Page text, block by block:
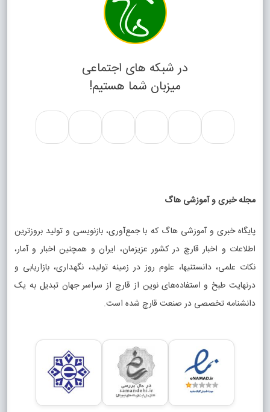
در شبکه های اجتماعی
میزبان شما هستیم!
مجله خبری و آموزشی هاگ
پایگاه خبری و آموزشی هاگ که با جمع‌آوری، بازنویسی و تولید بروزترین
اطلاعات و اخبار قارچ در کشور عزیزمان، ایران و همچنین اخبار و آمار،
نکات علمی، دانستنیها، علوم روز در زمینه تولید، نگهداری، بازاریابی و
درنهایت طبخ و استفاده‌های نوین از قارچ از سراسر جهان تبدیل به یک
دانشنامه تخصصی در صنعت قارچ شده است.